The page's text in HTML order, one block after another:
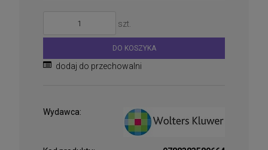
szt.
DO KOSZYKA
dodaj do przechowalni
Wydawca: